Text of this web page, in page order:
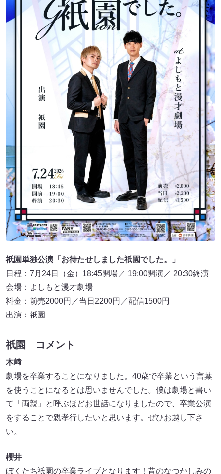
祇園単独公演「お待たせしました祇園でした。」
日程：7月24日（金）18:45開場／ 19:00開演／ 20:30終演
会場：よしもと漫才劇場
料金：前売2000円／当日2200円／配信1500円
出演：祇園
祇園 コメント
木﨑
劇場を卒業することになりました。40歳で卒業という言葉
を使うことになるとは思いませんでした。僕は劇場と書い
て「両親」と呼ぶほどお世話になりましたので、卒業公演
をすることで親孝行したいと思います。ぜひお越し下さ
い。
櫻井
ぼくたち祇園の卒業ライブとなります！昔のなつかしみの